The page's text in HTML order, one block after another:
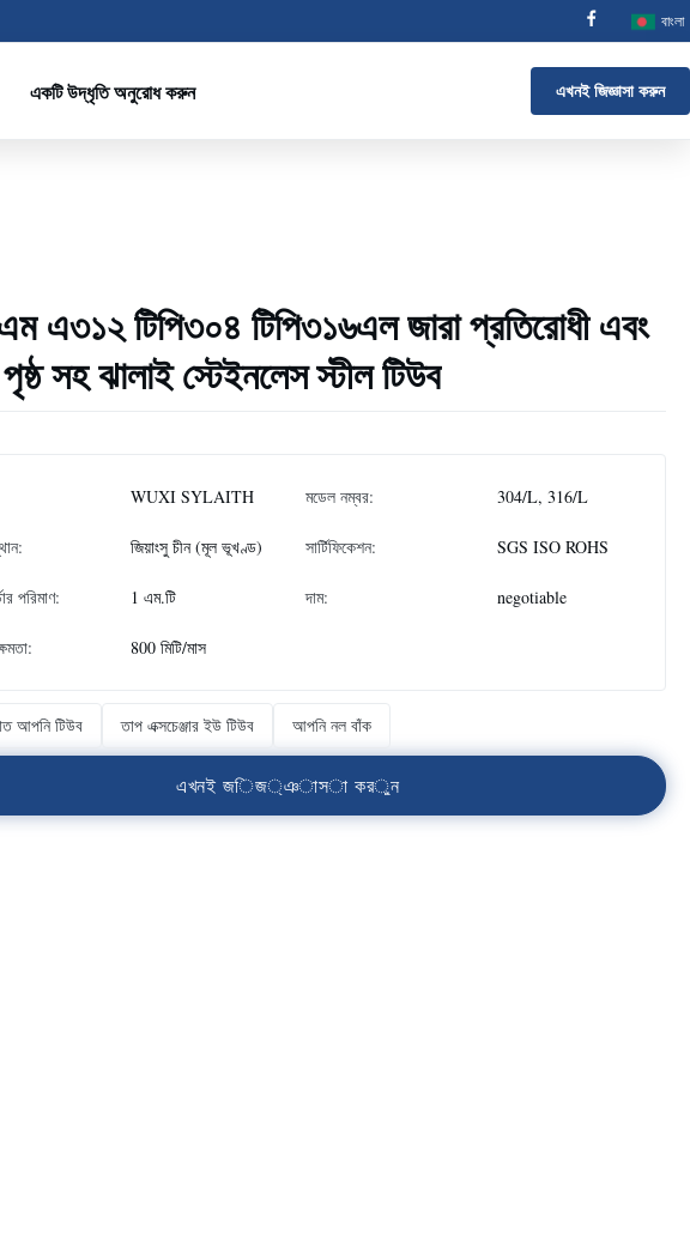
বাংলা
একটি উদ্ধৃতি অনুরোধ করুন এখনই জিজ্ঞাসা করুন
এ৩১২ টিপি৩০৪ টিপি৩১৬এল জারা প্রতিরোধী এবং
সহ ঝালাই স্টেইনলেস স্টীল টিউব
WUXI SYLAITH মডেল নম্বর: 304/L, 316/L
জিয়াংসু চীন (মূল ভূখণ্ড) সার্টিফিকেশন: SGS ISO ROHS
পরিমাণ: 1 এম.টি দাম: negotiable
800 মিটি/মাস
আপনি টিউব তাপ এক্সচেঞ্জার ইউ টিউব আপনি নল বাঁক
এখনই জিজ্ঞাসা করুন